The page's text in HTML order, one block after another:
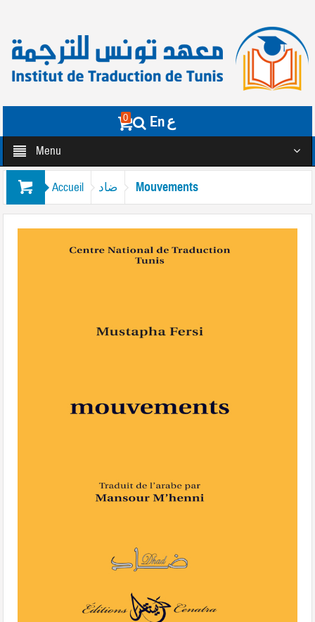
Menu
0 عEn
Accueil ضاد Mouvements